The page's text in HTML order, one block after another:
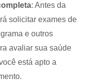
: Antes da
solicitar exames de
e outros
avaliar sua saúde
está apto a